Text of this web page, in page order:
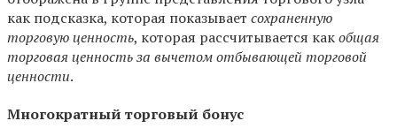
как подсказка, которая показывает сохраненную
торговую ценность, которая рассчитывается какобщая
торговая ценность за вычетом отбывающей торговой
ценности.
Многократный торговый бонус